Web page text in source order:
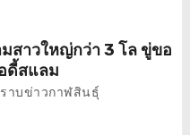
สาวใหญ่กว่า 3 โล ขู่ขอ
ดี้สแลม
าบข่าวกาฬสินธุ์